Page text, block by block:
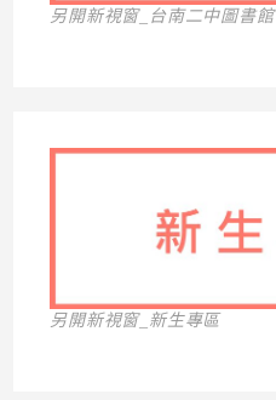
另開新視窗_台南二中圖書館
另開新視窗_新生專區